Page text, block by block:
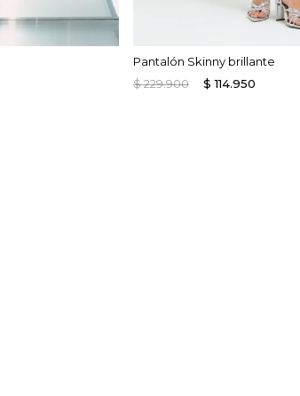
Pantalón Skinny brillante
$229.900 $ 114.950